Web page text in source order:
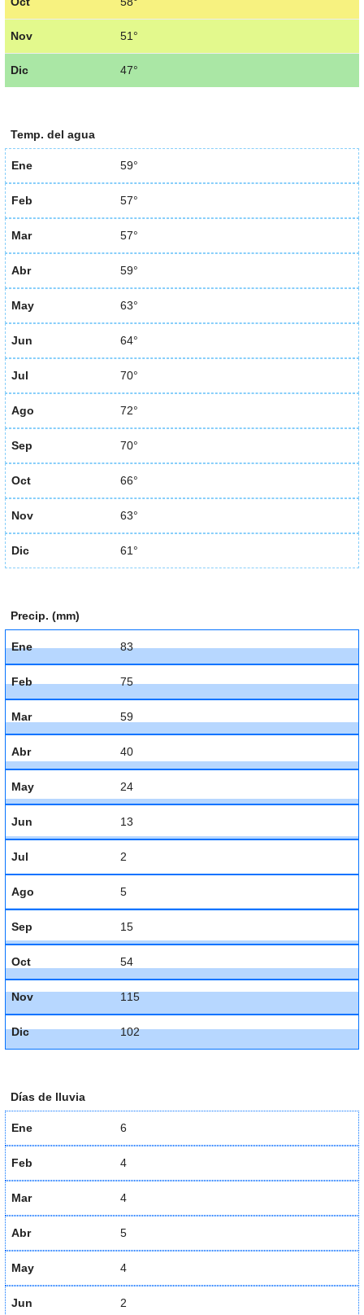
Nov 51°
Dic 47°
Temp. del agua
Ene 59°
Feb 57°
Mar 57°
Abr 59°
May 63°
Jun 64°
Jul 70°
Ago 72°
Sep 70°
Oct 66°
Nov 63°
Dic 61°
Precip. (mm)
Ene 83
Feb 75
Mar 59
Abr 40
May 24
Jun 13
Jul 2
Ago 5
Sep 15
Oct 54
Nov 115
Dic 102
Días de lluvia
Ene 6
Feb 4
Mar 4
Abr 5
May 4
Jun 2